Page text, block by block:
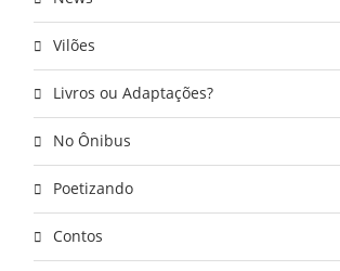
Vilões
Livros ou Adaptações?
No Ônibus
Poetizando
Contos